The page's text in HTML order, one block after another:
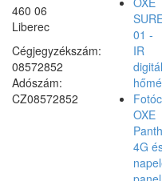
460 06
Liberec
Cégjegyzékszám:
08572852
Adószám:
CZ08572852
01 -
IR
OXE
4G